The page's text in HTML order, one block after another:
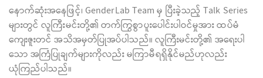
နောက်ဆုံးအနေဖြင့်၊ GenderLab Team မှ ပြီးခဲ့သည့် Talk Series
များတွင် လူကြီးမင်းတို့၏ တက်ကြွစွာပူးပေါင်းပါဝင်မှုအား ထပ်မံ
ကျေးဇူးတင် အသိအမှတ်ပြုအပ်ပါသည်။ လူကြီးမင်းတို့၏ အရေးပါ
သော အကြံပြုချက်များကိုလည်း မကြာမီရရှိနိုင်မည်ဟုလည်း
ယုံကြည်ပါသည်။